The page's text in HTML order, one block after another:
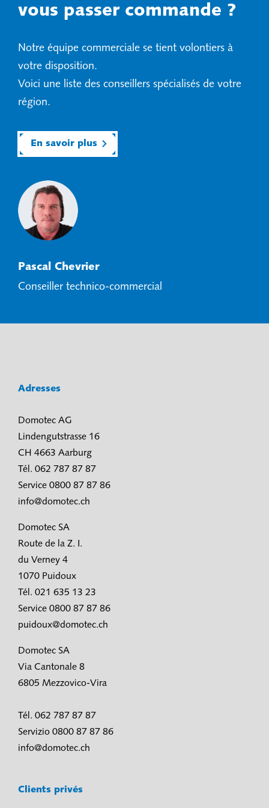
vous passer commande ?
Notre équipe commerciale se tient volontiers à
votre disposition.
Voici une liste des conseillers spécialisés de votre
région.
En savoir plus
Pascal Chevrier
Conseiller technico-commercial
Adresses
Domotec AG
Lindengutstrasse 16
CH 4663 Aarburg
Tél. 062 787 87 87
Service 0800 87 87 86
info@domotec.ch
Domotec SA
Route de la Z. I.
du Verney 4
1070 Puidoux
Tél. 021 635 13 23
Service 0800 87 87 86
puidoux@domotec.ch
Domotec SA
Via Cantonale 8
6805 Mezzovico-Vira
Tél. 062 787 87 87
Servizio 0800 87 87 86
info@domotec.ch
Clients privés